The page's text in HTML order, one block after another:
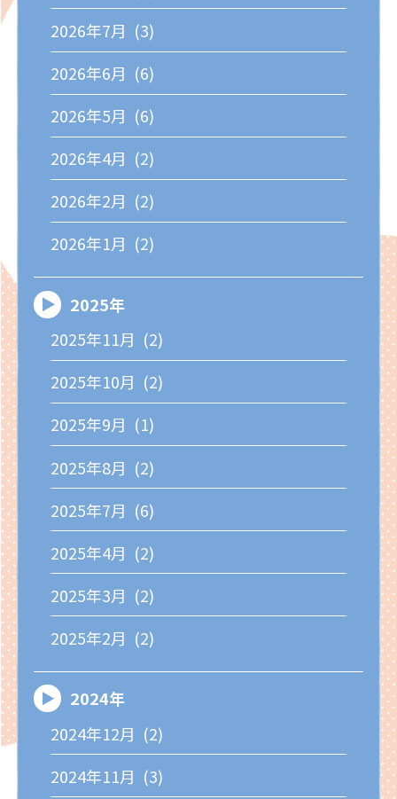
2026年7月 (3)
2026年6月 (6)
2026年5月 (6)
2026年4月 (2)
2026年2月 (2)
2026年1月 (2)
2025年
2025年11月 (2)
2025年10月 (2)
2025年9月 (1)
2025年8月 (2)
2025年7月 (6)
2025年4月 (2)
2025年3月 (2)
2025年2月 (2)
2024年
2024年12月 (2)
2024年11月 (3)